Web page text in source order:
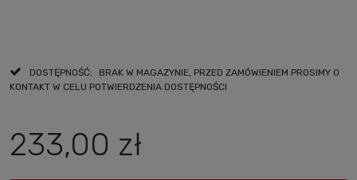
DOSTĘPNOŚĆ:
BRAK W MAGAZYNIE, PRZED ZAMÓWIENIEM PROSIMY O
KONTAKT W CELU POTWIERDZENIA DOSTĘPNOŚCI
233,00 zł